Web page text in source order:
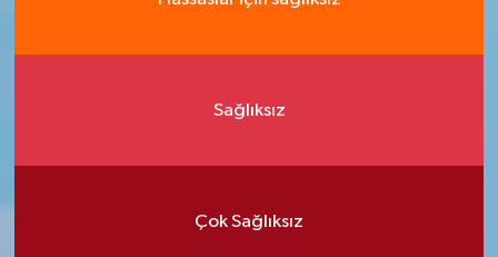
Sağlıksız
Çok Sağlıksız